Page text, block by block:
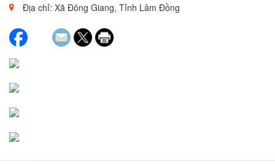
Địa chỉ: Xã Đông Giang, Tỉnh Lâm Đồng